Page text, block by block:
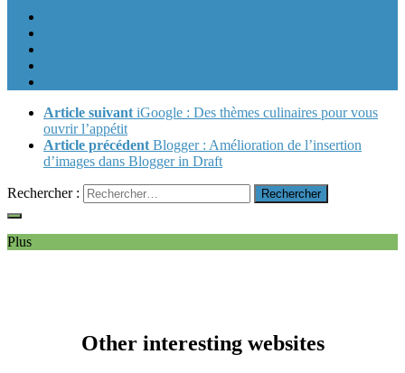
Article suivant iGoogle : Des thèmes culinaires pour vous
ouvrir l’appétit
Article précédent Blogger : Amélioration de l’insertion
d’images dans Blogger in Draft
Rechercher :
Plus
Other interesting websites